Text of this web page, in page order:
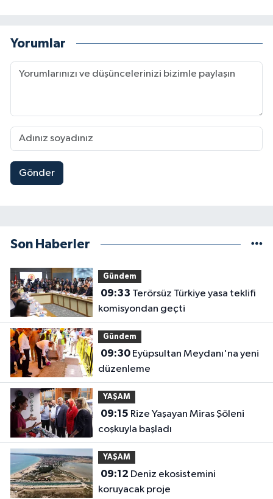
Yorumlar
Gönder
Son Haberler
Gündem
09:33
komisyondan geçti
Gündem
09:30Eyüpsultan Meydanı'na yeni
düzenleme
YAŞAM
09:15
coşkuyla başladı
YAŞAM
09:12
koruyacak proje